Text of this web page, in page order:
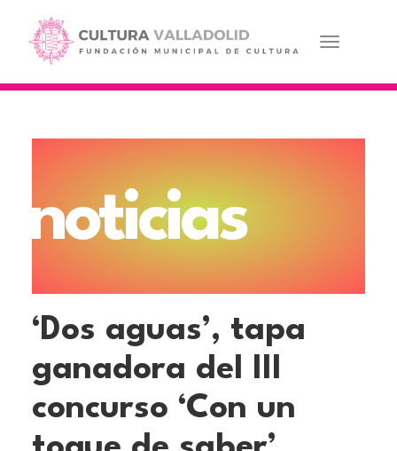
contenido
principal
Toggle
noticias
‘Dos aguas’, tapa
ganadora del III
concurso ‘Con un